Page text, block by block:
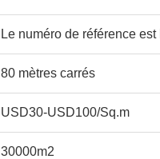
Le numéro de référence
80 mètres carrés
USD30-USD100/Sq.m
30000m2